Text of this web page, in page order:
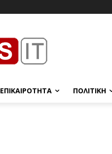
ΕΠΙΚΑΙΡΌΤΗΤΑ ΠΟΛΙΤΙΚΉ